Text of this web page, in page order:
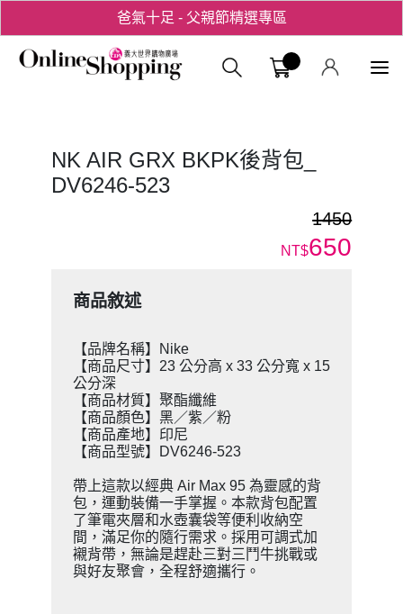
爸氣十足 - 父親節精選專區
用心愛你！七夕星選禮遇！義大購物
NK AIR GRX BKPK後背包_
DV6246-523
1450
NT$650
商品敘述
【品牌名稱】Nike
【商品尺寸】23 公分高 x 33 公分寬 x 15
公分深
【商品材質】聚酯纖維
【商品顏色】黑／紫／粉
【商品產地】印尼
【商品型號】DV6246-523
帶上這款以經典 Air Max 95 為靈感的背
包，運動裝備一手掌握。本款背包配置
了筆電夾層和水壺囊袋等便利收納空
間，滿足你的隨行需求。採用可調式加
襯背帶，無論是趕赴三對三鬥牛挑戰或
與好友聚會，全程舒適攜行。